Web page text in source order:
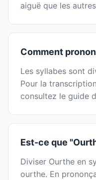
aiguë que les
Comment
Les syllabes sont
Pour la
consultez le guide
Est-ce que
Diviser Ourthe en
ourthe. En